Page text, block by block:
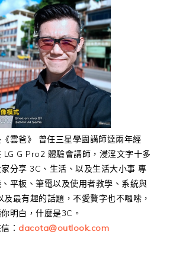
雲爸》 曾任三星學園講師達兩年經
LG G Pro2 體驗會講師，浸淫文字十多
分享 3C、生活、以及生活大小事 專
平板、筆電以及使用者教學、系統與
及最有趣的話題，不愛贅字也不囉嗦，
明白，什麼是3C。
： dacota@outlook.com